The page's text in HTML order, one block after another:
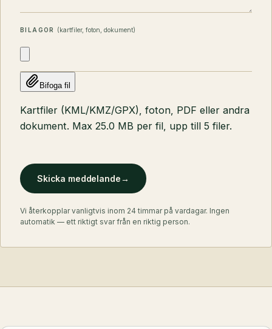
BILAGOR (kartfiler, foton, dokument)
Bifoga fil
Kartfiler (KML/KMZ/GPX), foton, PDF eller andra
dokument. Max 25.0 MB per fil, upp till 5 filer.
Skicka meddelande→
Vi återkopplar vanligtvis inom 24 timmar på vardagar. Ingen
automatik — ett riktigt svar från en riktig person.